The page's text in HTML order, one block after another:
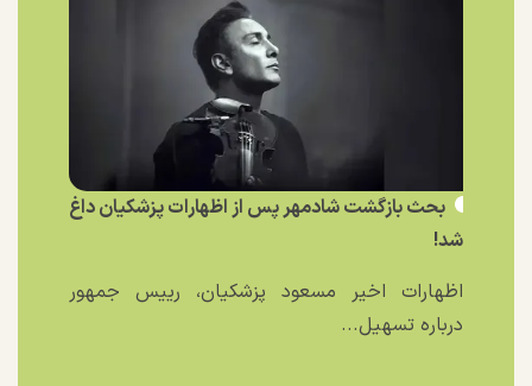
بحث بازگشت شادمهر پس از اظهارات پزشکیان داغ
شد!
اظهارات اخیر مسعود پزشکیان، رییس جمهور
درباره تسهیل...